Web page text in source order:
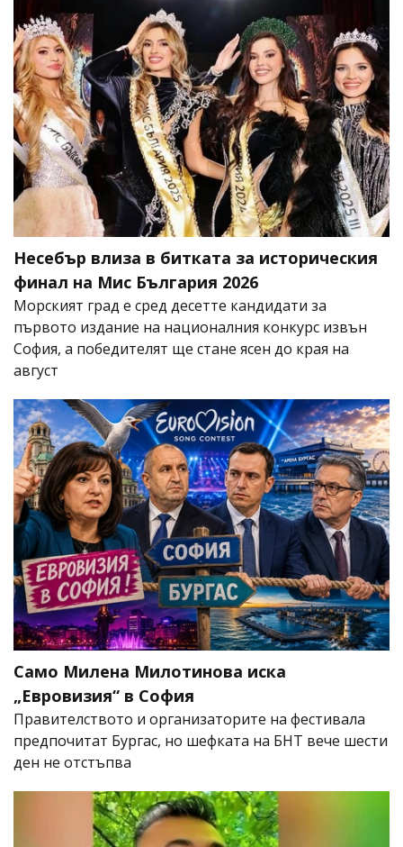
Несебър влиза в битката за историческия
финал на Мис България 2026
Морският град е сред десетте кандидати за
първото издание на националния конкурс извън
София, а победителят ще стане ясен до края на
август
Само Милена Милотинова иска
„Евровизия“ в София
Правителството и организаторите на фестивала
предпочитат Бургас, но шефката на БНТ вече шести
ден не отстъпва